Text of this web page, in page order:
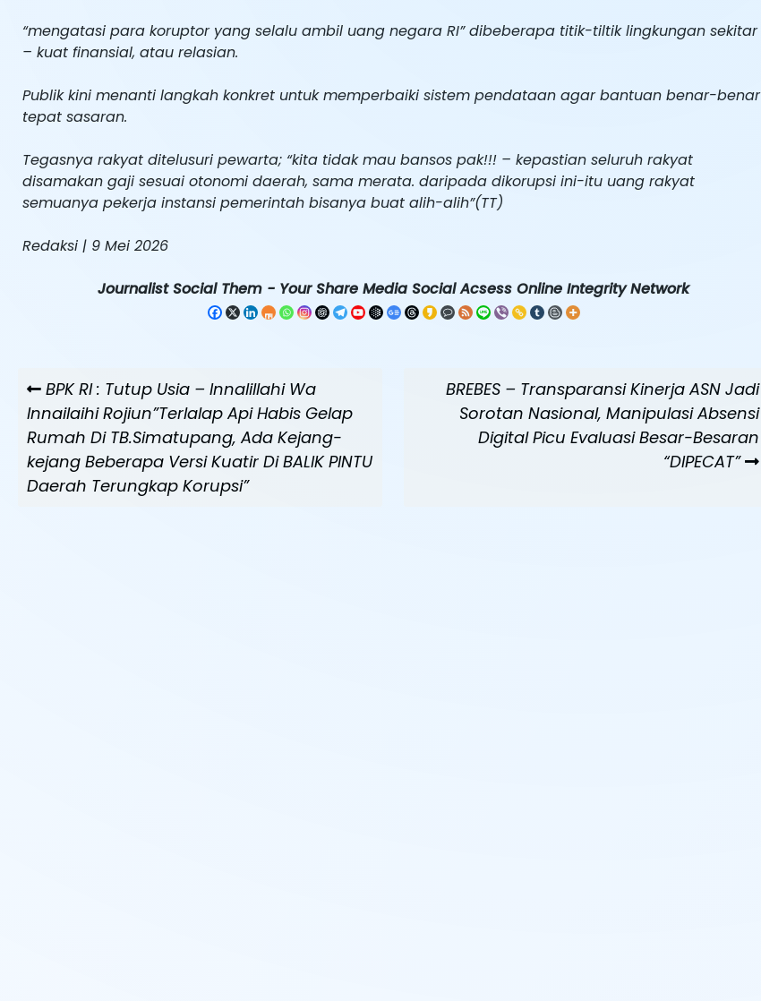
“mengatasi para koruptor yang selalu ambil uang negara RI” dibeberapa titik-tiltik lingkungan sekitar
– kuat finansial, atau relasian.
Publik kini menanti langkah konkret untuk memperbaiki sistem pendataan agar bantuan benar-benar
tepat sasaran.
Tegasnya rakyat ditelusuri pewarta; “kita tidak mau bansos pak!!! – kepastian seluruh rakyat
disamakan gaji sesuai otonomi daerah, sama merata. daripada dikorupsi ini-itu uang rakyat
semuanya pekerja instansi pemerintah bisanya buat alih-alih”(TT)
Redaksi | 9 Mei 2026
Journalist Social Them - Your Share Media Social Acsess Online Integrity Network
posPrevious
Post
BPK RI : Tutup Usia – Innalillahi Wa
Innailaihi Rojiun”Terlalap Api Habis Gelap
Rumah Di TB.Simatupang, Ada Kejang-
kejang Beberapa Versi Kuatir Di BALIK PINTU
Daerah Terungkap Korupsi”
NextBREBES – Transparansi Kinerja ASN Jadi
Sorotan Nasional, Manipulasi Absensi
Digital Picu Evaluasi Besar-Besaran
“DIPECAT”